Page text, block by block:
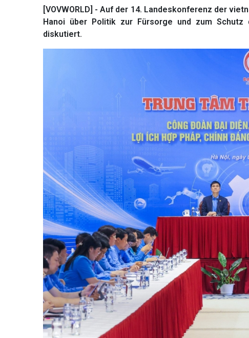
[VOVWORLD] - Auf der 14. Landeskonferenz der
Hanoi über Politik zur Fürsorge und zum
diskutiert.